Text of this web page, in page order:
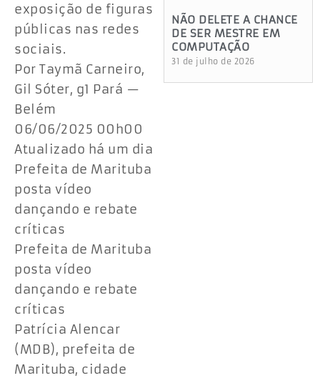
exposição de figuras
públicas nas redes
sociais.
Por Taymã Carneiro,
Gil Sóter, g1 Pará —
Belém
06/06/2025 00h00
Atualizado há um dia
Prefeita de Marituba
posta vídeo
dançando e rebate
críticas
Prefeita de Marituba
posta vídeo
dançando e rebate
críticas
Patrícia Alencar
(MDB), prefeita de
Marituba, cidade
NÃO DELETE A CHANCE
DE SER MESTRE EM
COMPUTAÇÃO
31 de julho de 2026